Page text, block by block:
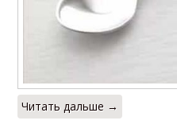
Читать дальше →